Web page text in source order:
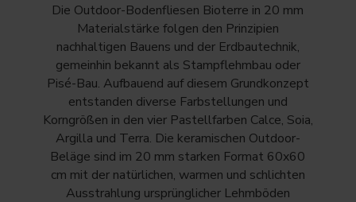
Die Outdoor-Bodenfliesen Bioterre in 20 mm
Materialstärke folgen den Prinzipien
nachhaltigen Bauens und der Erdbautechnik,
gemeinhin bekannt als Stampflehmbau oder
Pisé-Bau. Aufbauend auf diesem Grundkonzept
entstanden diverse Farbstellungen und
Korngrößen in den vier Pastellfarben Calce, Soia,
Argilla und Terra. Die keramischen Outdoor-
Beläge sind im 20 mm starken Format 60x60
cm mit der natürlichen, warmen und schlichten
Ausstrahlung ursprünglicher Lehmböden